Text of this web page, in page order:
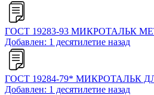
ГОСТ 19283-93 МИКРОТАЛЬК
Добавлен: 1 десятилетие назад
ГОСТ 19284-79*
Добавлен: 1 десятилетие назад